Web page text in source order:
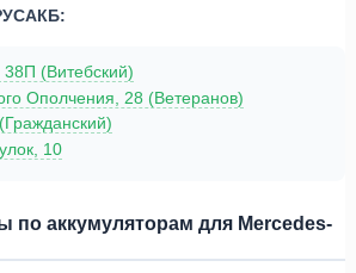
(Витебский)
Ополчения, 28 (Ветеранов)
10
по аккумуляторам для Mercedes-